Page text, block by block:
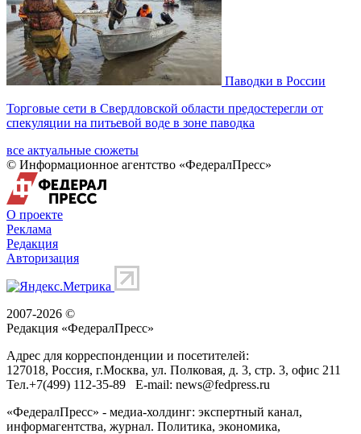
Паводки в России
Торговые сети в Свердловской области предостерегли от
спекуляции на питьевой воде в зоне паводка
все актуальные сюжеты
© Информационное агентство «ФедералПресс»
О проекте
Реклама
Редакция
Авторизация
2007-2026 ©
Редакция «ФедералПресс»
Адрес для корреспонденции и посетителей:
127018, Россия, г.Москва, ул. Полковая, д. 3, стр. 3, офис 211
Тел.+7(499) 112-35-89 E-mail: news@fedpress.ru
«ФедералПресс» - медиа-холдинг: экспертный канал,
информагентства, журнал. Политика, экономика,